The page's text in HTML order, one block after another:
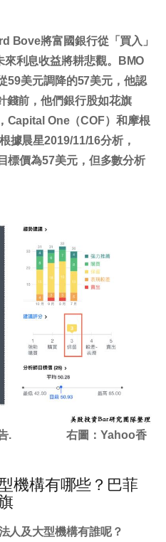
Bove將富國銀行從「買入」
利息收益將耕悲觀。BMO
59美元調降的57美元，他認
錢前，他們銀行股如花旗
Capital One（COF）和摩根
據晨星2019/11/16分析，
標價為57美元，但多數分析
報告. 右圖：Yahoo香
機構有哪些？巴菲
人及大型機構有誰呢？